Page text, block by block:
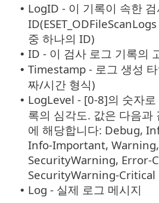
• LogID - 이 기록이 속한
중 하나의 ID)
• ID - 이 검사 로그 기록의
• Timestamp - 로그 생성
짜/시간 형식)
• LogLevel - [0-8]의 숫자
록의 심각도. 값은 다음과
에 해당합니다: Debug,
Info-Important,
SecurityWarning, Error-
SecurityWarning-Critical
• Log - 실제 로그 메시지